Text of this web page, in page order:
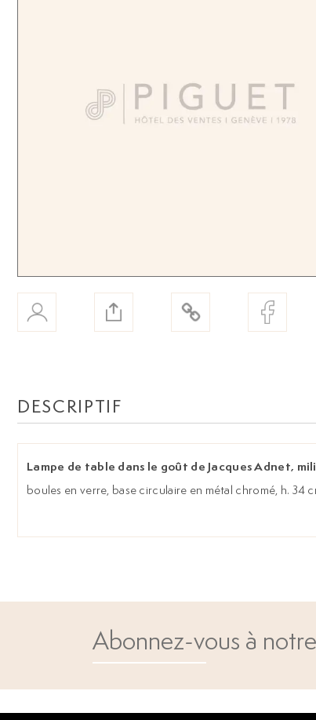
DESCRIPTIF
Lampe de table dans le goût de Jacques Adnet,
boules en verre, base circulaire en métal chromé, h. 34
Abonnez-vous à